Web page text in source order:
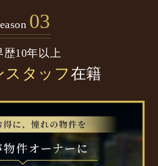
03
歴10年以上
スタッフ在籍